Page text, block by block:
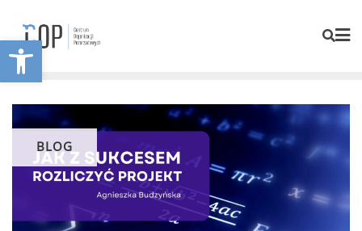
Otwórz pasek narzędzi
BLOG